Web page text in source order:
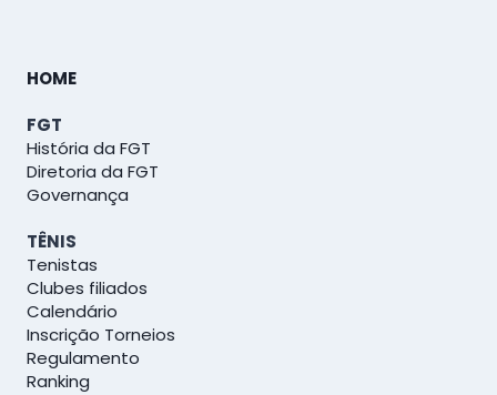
HOME
FGT
História da FGT
Diretoria da FGT
Governança
TÊNIS
Tenistas
Clubes filiados
Calendário
Inscrição Torneios
Regulamento
Ranking